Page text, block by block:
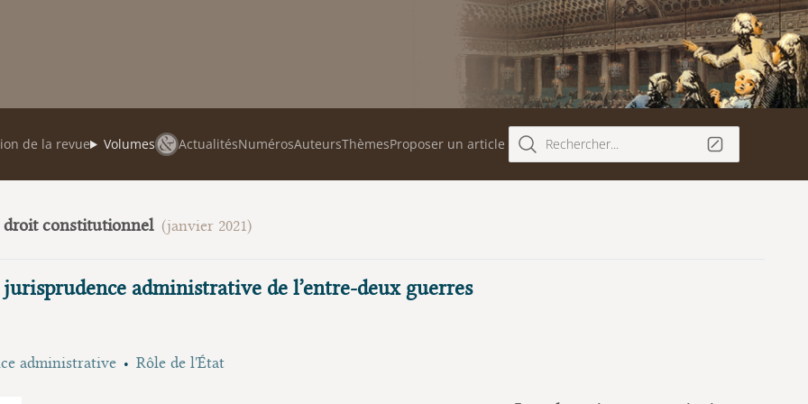
de la revue Volumes ActualitésNumérosAuteursThèmesProposer un article Rechercher...
droit constitutionnel (janvier 2021)
administrative de l’entre-deux guerres
administrative Rôle de l'État